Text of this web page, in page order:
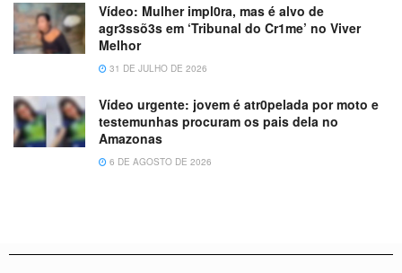
Vídeo: Mulher impl0ra, mas é alvo de
agr3ssõ3s em ‘Tribunal do Cr1me’ no Viver
Melhor
31 DE JULHO DE 2026
Vídeo urgente: jovem é atr0pelada por moto e
testemunhas procuram os pais dela no
Amazonas
6 DE AGOSTO DE 2026